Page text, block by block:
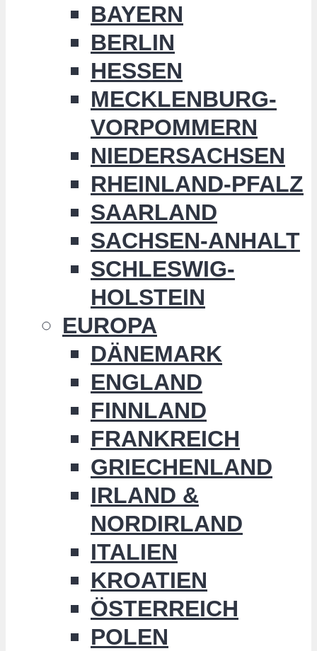
BAYERN
BERLIN
HESSEN
MECKLENBURG-
VORPOMMERN
NIEDERSACHSEN
RHEINLAND-PFALZ
SAARLAND
SACHSEN-ANHALT
SCHLESWIG-
HOLSTEIN
EUROPA
DÄNEMARK
ENGLAND
FINNLAND
FRANKREICH
GRIECHENLAND
IRLAND &
NORDIRLAND
ITALIEN
KROATIEN
ÖSTERREICH
POLEN